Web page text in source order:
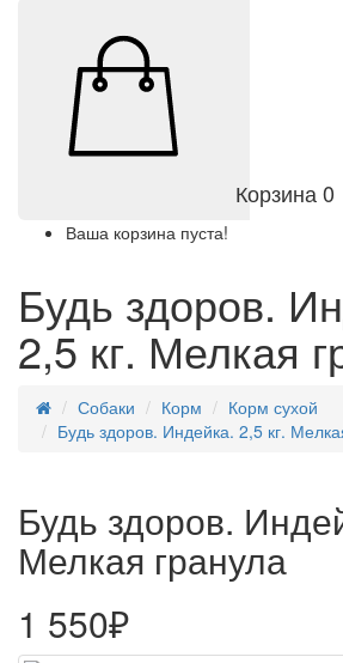
Корзина0
Ваша корзина пуста!
Будь здоров.
2,5 кг. Мелкая
Собаки Корм
Корм сухой
Будь здоров. Индейка. 2,5 кг.
Будь здоров.
Мелкая гранула
1 550₽